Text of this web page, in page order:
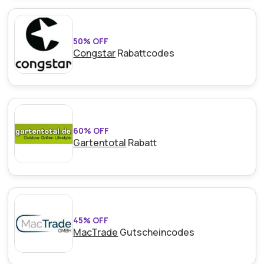
50% OFF
CongstarRabattcodes
60% OFF
Gartentotal Rabatt
45% OFF
MacTrade Gutscheincodes